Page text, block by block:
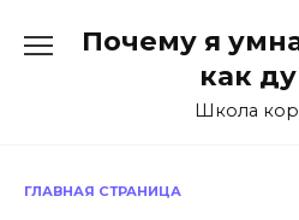
Почему я
как
Школа
ГЛАВНАЯ СТРАНИЦА